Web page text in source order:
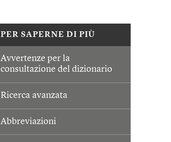
PER SAPERNE DI PIÙ
Avvertenze per la
consultazione del dizionario
Ricerca avanzata
Abbreviazioni